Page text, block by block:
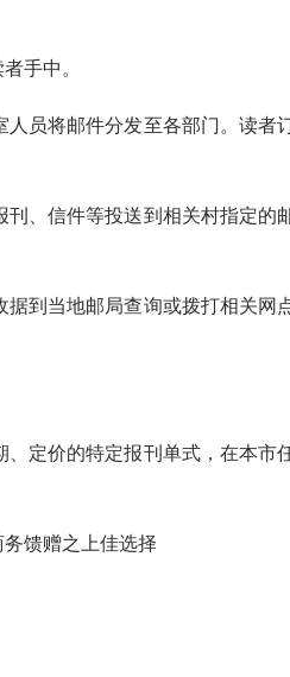
手中。
将邮件分发至各部门。读者
信件等投送到相关村指定的
当地邮局查询或拨打相关网
价的特定报刊单式，在本市
馈赠之上佳选择